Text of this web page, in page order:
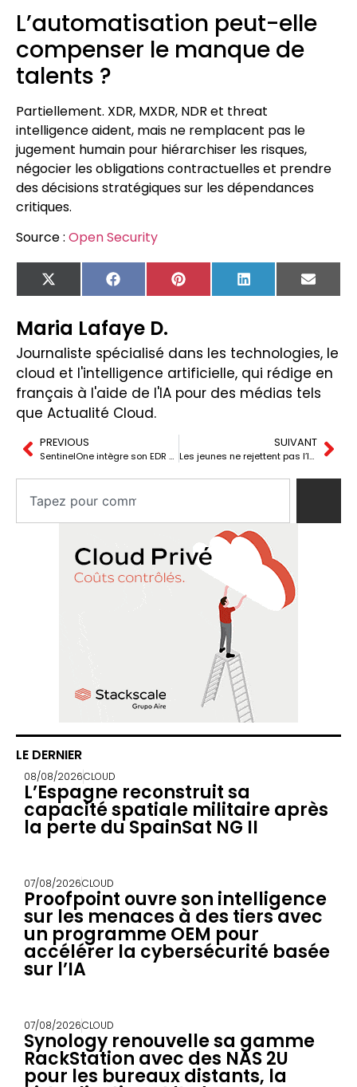
L’automatisation peut-elle
compenser le manque de
talents ?
Partiellement. XDR, MXDR, NDR et threat
intelligence aident, mais ne remplacent pas le
jugement humain pour hiérarchiser les risques,
négocier les obligations contractuelles et prendre
des décisions stratégiques sur les dépendances
critiques.
Source : Open Security
X
(Twitter)
FacebookPinterest LinkedIn Email
Maria Lafaye D.
Journaliste spécialisé dans les technologies, le
cloud et l'intelligence artificielle, qui rédige en
français à l'aide de l'IA pour des médias tels
que Actualité Cloud.
PREVIOUS
SentinelOne intègre son EDR avec IA à AWS Security Hub Extended
SUIVANT
Les jeunes ne rejettent pas l’IA : ils rejettent la façon dont elle leur est imposée
LE DERNIER
08/08/2026CLOUD
L’Espagne reconstruit sa
capacité spatiale militaire après
la perte du SpainSat NG II
07/08/2026CLOUD
Proofpoint ouvre son intelligence
sur les menaces à des tiers avec
un programme OEM pour
accélérer la cybersécurité basée
sur l’IA
07/08/2026CLOUD
Synology renouvelle sa gamme
RackStation avec des NAS 2U
pour les bureaux distants, la